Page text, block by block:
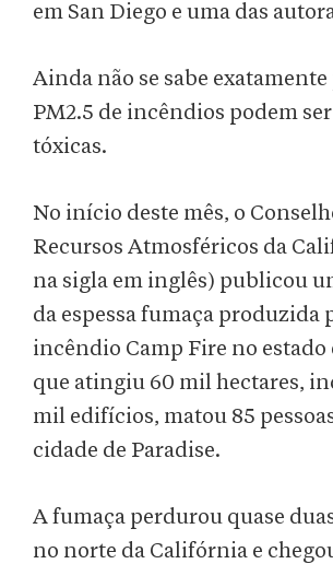
em San Diego e uma das
Ainda não se sabe
PM2.5 de incêndios podem
tóxicas.
No início deste mês, o
Recursos Atmosféricos da
na sigla em inglês) publicou
da espessa fumaça produzida
incêndio Camp Fire no estado
que atingiu 60 mil hectares,
mil edifícios, matou 85
cidade de Paradise.
A fumaça perdurou quase
no norte da Califórnia e